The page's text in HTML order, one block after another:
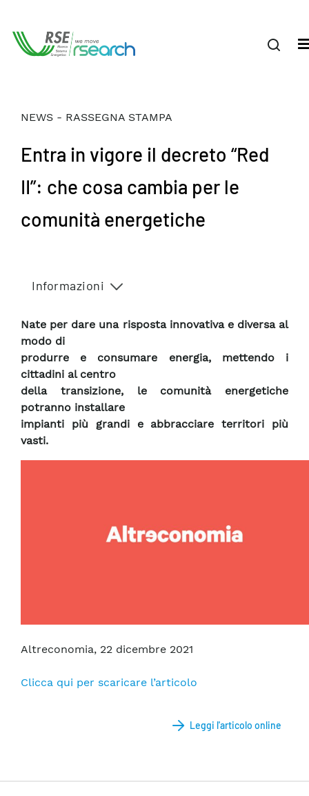
NEWS - RASSEGNA STAMPA
Entra in vigore il decreto “Red
II”: che cosa cambia per le
comunità energetiche
Informazioni
Nate per dare una risposta innovativa e diversa al
modo di
produrre e consumare energia, mettendo i
cittadini al centro
della transizione, le comunità energetiche
potranno installare
impianti più grandi e abbracciare territori più
vasti.
Altreconomia, 22 dicembre 2021
Clicca qui per scaricare l’articolo
Leggi l'articolo online